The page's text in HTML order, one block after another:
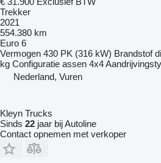
Trekker
2021
554.380 km
Euro 6
Vermogen 430 PK (316 kW) Brandstof
kg Configuratie assen 4x4
Nederland, Vuren
Kleyn Trucks
Sinds 22 jaar bij Autoline
Contact opnemen met verkoper